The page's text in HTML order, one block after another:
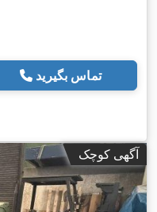
تماس بگیرید
آگهی کوچک